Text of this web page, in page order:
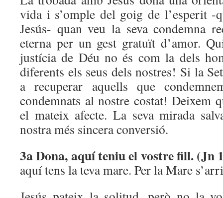
vida i s’omple del goig de l’esperit -
Jesús- quan veu la seva condemna
eterna per un gest gratuït d’amor.
justícia de Déu no és com la dels
diferents els seus dels nostres! Si la
a recuperar aquells que
condemnats al nostre costat! Deixem
el mateix afecte. La seva mirada
nostra més sincera conversió.
3aDona, aquí teniu el vostre fill. (Jn
aquí tens la teva mare. Per la Mare